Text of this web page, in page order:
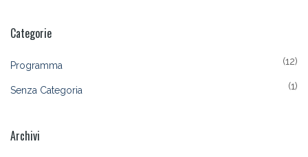
Categorie
Programma (12)
Senza Categoria (1)
Archivi